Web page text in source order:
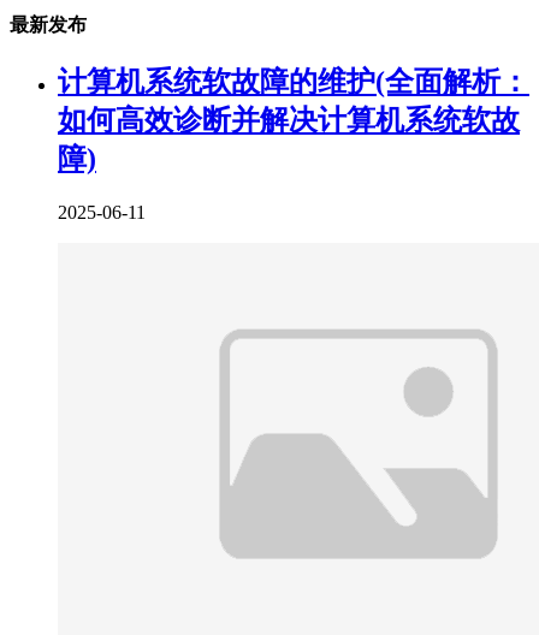
最新发布
计算机系统软故障的维护(全面解析：
如何高效诊断并解决计算机系统软故
障)
2025-06-11